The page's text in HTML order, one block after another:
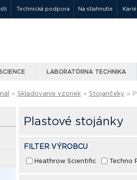
Technická podpora Na stiahnutie
LABORATÓRNA TECHNIKA
» Skladovanie vzoriek » Stojančeky »
Plastové stojánky
FILTER VÝROBCU
Heathrow Scientific Techno